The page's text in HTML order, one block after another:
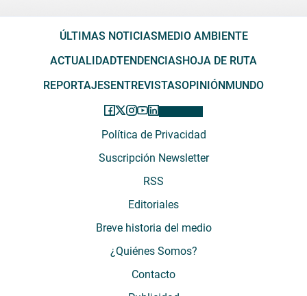
ÚLTIMAS NOTICIAS MEDIO AMBIENTE
ACTUALIDADTENDENCIAS HOJA DE RUTA
REPORTAJES ENTREVISTASOPINIÓN MUNDO
Política de Privacidad
Suscripción Newsletter
RSS
Editoriales
Breve historia del medio
¿Quiénes Somos?
Contacto